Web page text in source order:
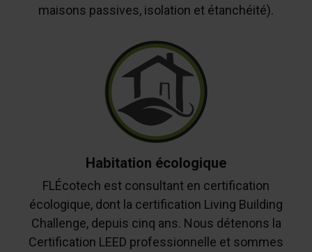
maisons passives, isolation et étanchéité).
Habitation écologique
FLÉcotech est consultant en certification
écologique, dont la certification Living Building
Challenge, depuis cinq ans. Nous détenons la
Certification LEED professionnelle et sommes